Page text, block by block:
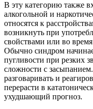
В эту категорию также
алкогольной и
относятся к
возникнуть при
свойствами или во
Обычно синдром
пугливости при резких
сложности с
разговаривать и
перерасти в
ухудшающий прогноз.